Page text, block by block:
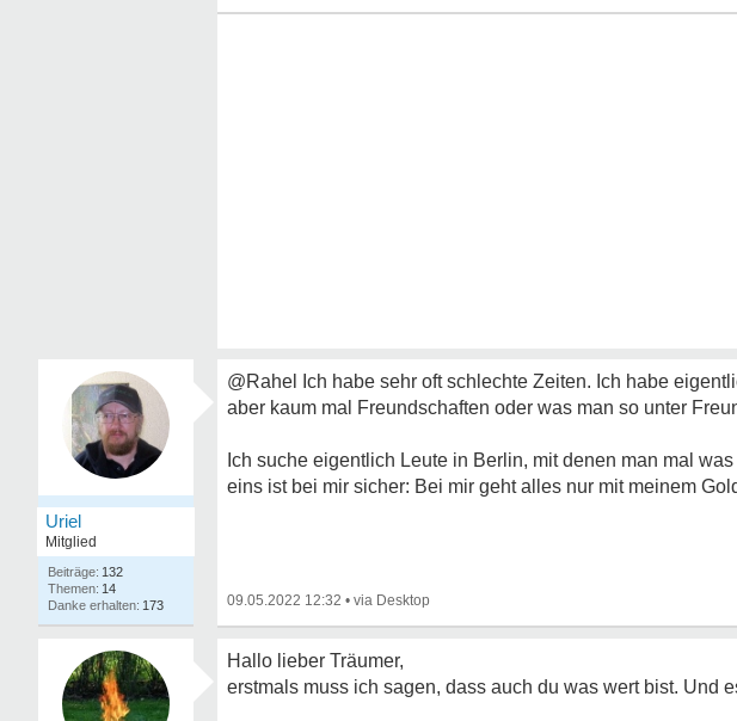
Uriel
Mitglied
132
14
173
@Rahel Ich habe sehr oft schlechte Zeiten. Ich habe
aber kaum mal Freundschaften oder was man so unter
Ich suche eigentlich Leute in Berlin, mit denen man mal
eins ist bei mir sicher: Bei mir geht alles nur mit meinem
09.05.2022 12:32 •
Hallo lieber Träumer,
erstmals muss ich sagen, dass auch du was wert bist. Und